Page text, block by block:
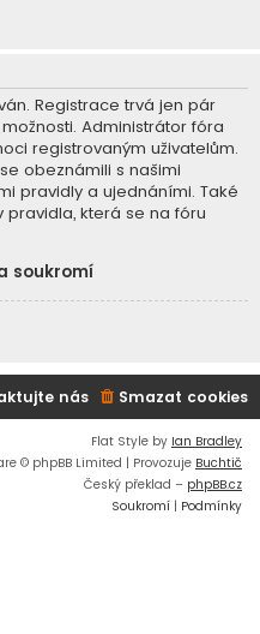
Registrace trvá jen pár
Administrátor fóra
registrovaným uživatelům.
obeznámili s našimi
pravidly a ujednáními. Také
pravidla, která se na fóru
soukromí
Smazat cookies
nás
Flat Style by Ian Bradley
© phpBB Limited | Provozuje Buchtič
Český překlad – phpBB.cz
Soukromí | Podmínky